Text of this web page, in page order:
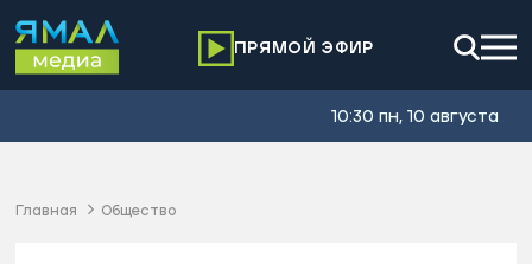
ПРЯМОЙ ЭФИР
10:30 пн, 10 августа
Главная Общество